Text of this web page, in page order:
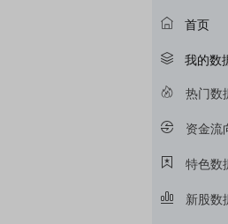
首页
我的数
热门数
资金流
特色数
新股数